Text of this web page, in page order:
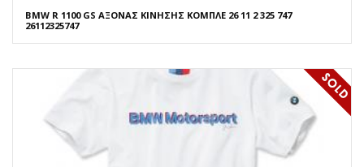
BMW R 1100 GS ΑΞΟΝΑΣ ΚΙΝΗΣΗΣ ΚΟΜΠΛΕ 26 11 2 325 747
26112325747